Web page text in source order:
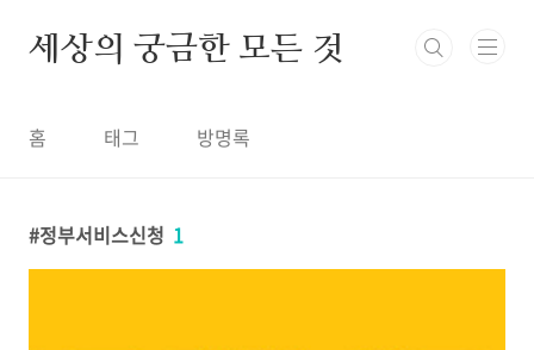
세상의 궁금한 모든 것
홈 태그 방명록
정부서비스신청 1